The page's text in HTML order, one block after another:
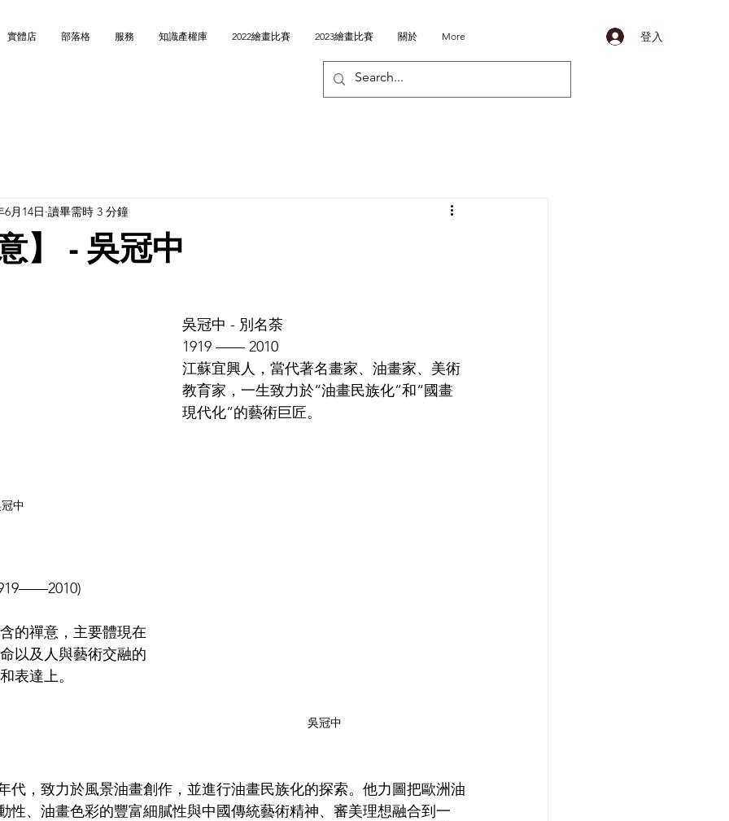
實體店 部落格 服務 知識產權庫 2022繪畫比賽 2023繪畫比賽 關於 More 登入
】 - 吳冠中
6月14日 讀畢需時 3 分鐘
中
吳冠中 - 別名荼
1919 —— 2010
江蘇宜興人，當代著名畫家、油畫家、美術
教育家，一生致力於“油畫民族化”和“國畫
現代化”的藝術巨匠。
吳冠中
的禪意，主要體現在
以及人與藝術交融的
表達上。
代，致力於風景油畫創作，並進行油畫民族化的探索。他力圖把歐洲油
性、油畫色彩的豐富細膩性與中國傳統藝術精神、審美理想融合到一